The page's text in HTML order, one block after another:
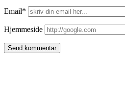
Email*
Hjemmeside